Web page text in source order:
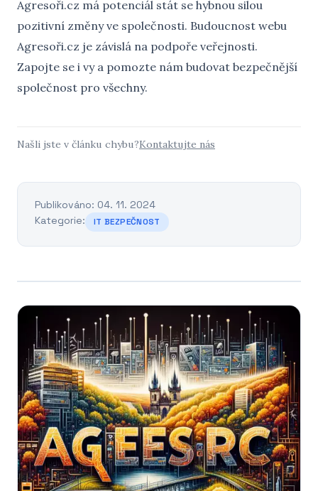
Agresoři.cz má potenciál stát se hybnou silou
pozitivní změny ve společnosti. Budoucnost webu
Agresoři.cz je závislá na podpoře veřejnosti.
Zapojte se i vy a pomozte nám budovat bezpečnější
společnost pro všechny.
Našli jste v článku chybu?Kontaktujte nás
Publikováno: 04. 11. 2024
Kategorie:
IT BEZPEČNOST